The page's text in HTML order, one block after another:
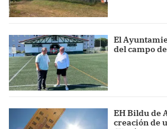
El
del campo
EH Bildu de
creación de